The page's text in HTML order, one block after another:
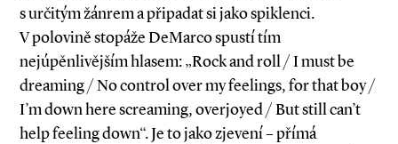
s určitým žánrem a připadat si jako spiklenci.
V polovině stopáže DeMarco spustí tím
nejúpěnlivějším hlasem: „Rock and roll / I must be
dreaming / No control over my feelings, for that boy /
I’m down here screaming, overjoyed / But still can’t
help feeling down“. Je to jako zjevení – přímá